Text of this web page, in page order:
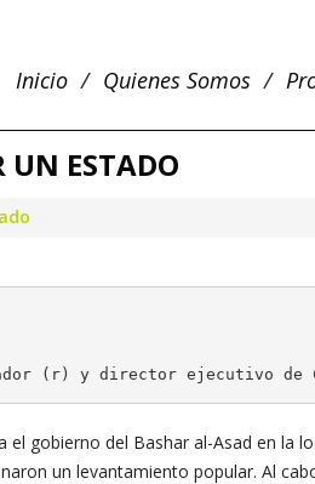
Inicio Quienes Somos
UN ESTADO
(r) y director ejecutivo de
gobierno del Bashar al-Asad en la
un levantamiento popular. Al